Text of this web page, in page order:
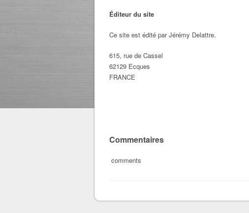
Éditeur du site
Ce site est édité par Jérémy Delattre.
615, rue de Cassel
62129 Ecques
FRANCE
Commentaires
comments